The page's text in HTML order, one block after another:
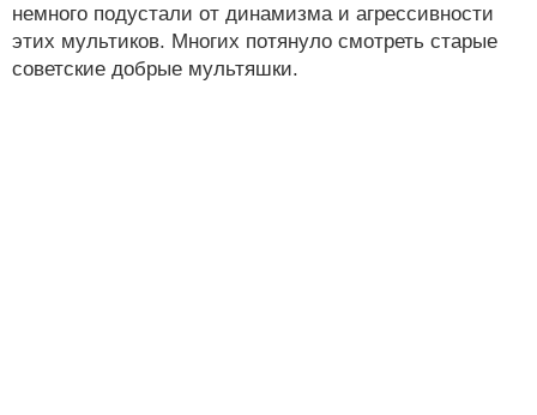
немного подустали от динамизма и агрессивности
этих мультиков. Многих потянуло смотреть старые
советские добрые мультяшки.